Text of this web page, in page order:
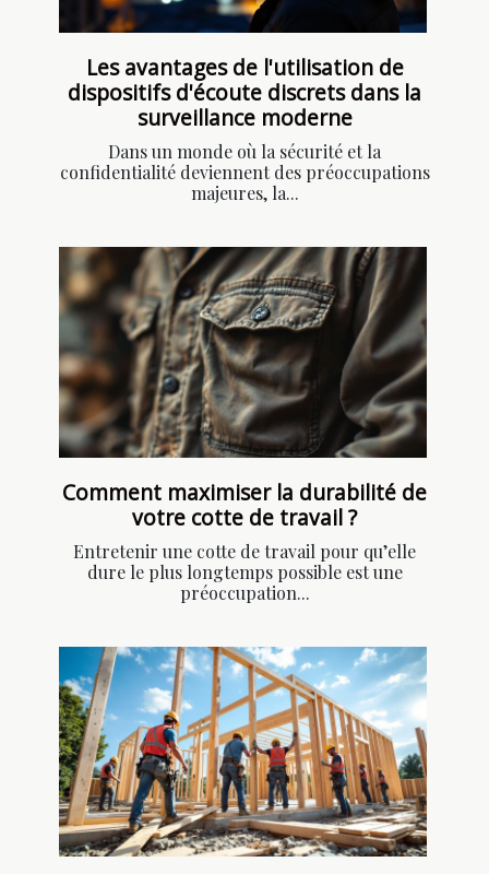
Les avantages de l'utilisation de
dispositifs d'écoute discrets dans la
surveillance moderne
Dans un monde où la sécurité et la
confidentialité deviennent des préoccupations
majeures, la...
Comment maximiser la durabilité de
votre cotte de travail ?
Entretenir une cotte de travail pour qu’elle
dure le plus longtemps possible est une
préoccupation...